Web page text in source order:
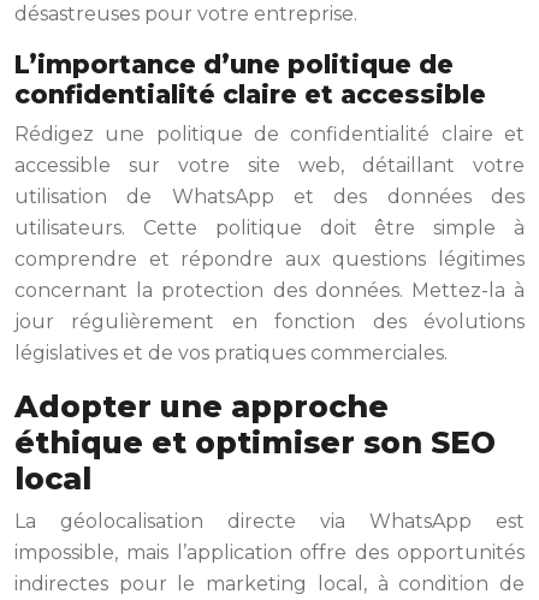
désastreuses pour votre entreprise.
L’importance d’une politique de
confidentialité claire et accessible
Rédigez une politique de confidentialité claire et
accessible sur votre site web, détaillant votre
utilisation de WhatsApp et des données des
utilisateurs. Cette politique doit être simple à
comprendre et répondre aux questions légitimes
concernant la protection des données. Mettez-la à
jour régulièrement en fonction des évolutions
législatives et de vos pratiques commerciales.
Adopter une approche
éthique et optimiser son SEO
local
La géolocalisation directe via WhatsApp est
impossible, mais l’application offre des opportunités
indirectes pour le marketing local, à condition de